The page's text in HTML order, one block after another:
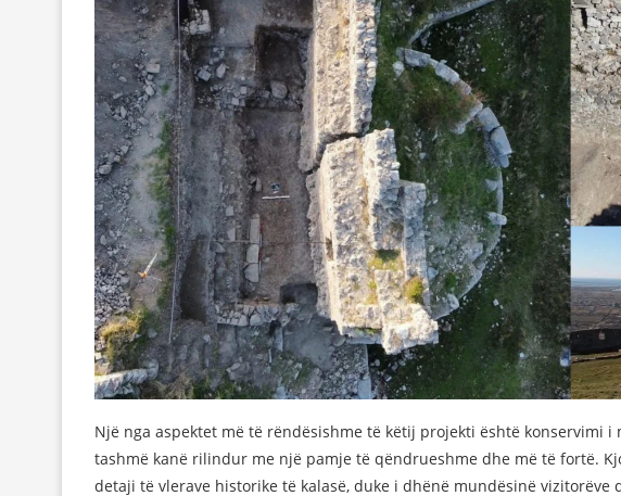
Një nga aspektet më të rëndësishme të këtij projekti është konservimi
tashmë kanë rilindur me një pamje të qëndrueshme dhe më të fortë.
detaji të vlerave historike të kalasë, duke i dhënë mundësinë